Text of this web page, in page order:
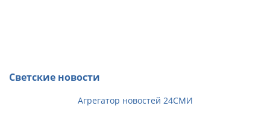
Светские новости
Агрегатор новостей 24СМИ